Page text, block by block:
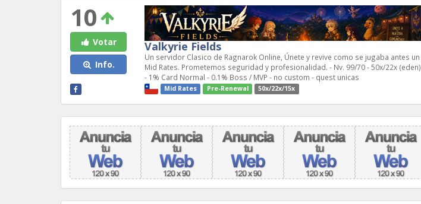
10
Votar
Info.
Valkyrie Fields
Un servidor Clasico de Ragnarok Online, Únete y revive como se jugaba antes un
Mid Rates. Prometemos seguridad y profesionalidad. - Nv. 99/70 - 50x/22x (eden)
- 1% Card Normal - 0.1% Boss / MVP - no custom - quest unicas
Mid Rates Pre-Renewal 50x/22x/15x